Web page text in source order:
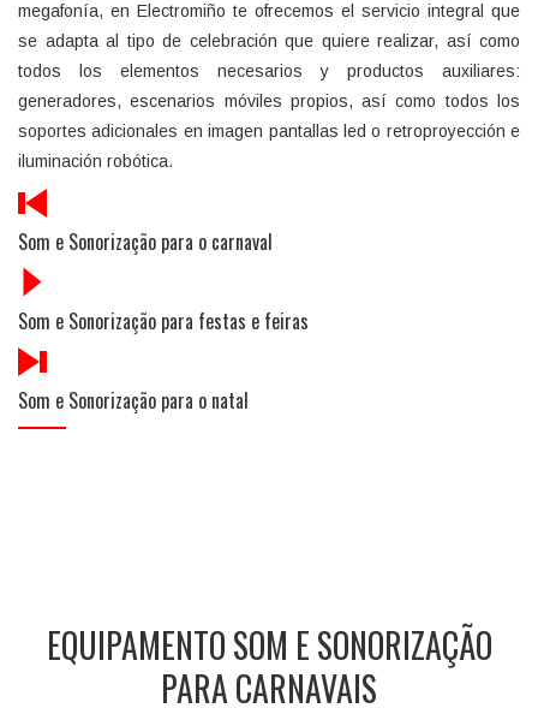
megafonía, en Electromiño te ofrecemos el servicio integral que
se adapta al tipo de celebración que quiere realizar, así como
todos los elementos necesarios y productos auxiliares:
generadores, escenarios móviles propios, así como todos los
soportes adicionales en imagen pantallas led o retroproyección e
iluminación robótica.
Som e Sonorização para o carnaval
Som e Sonorização para festas e feiras
Som e Sonorização para o natal
EQUIPAMENTO SOM E SONORIZAÇÃO
PARA CARNAVAIS